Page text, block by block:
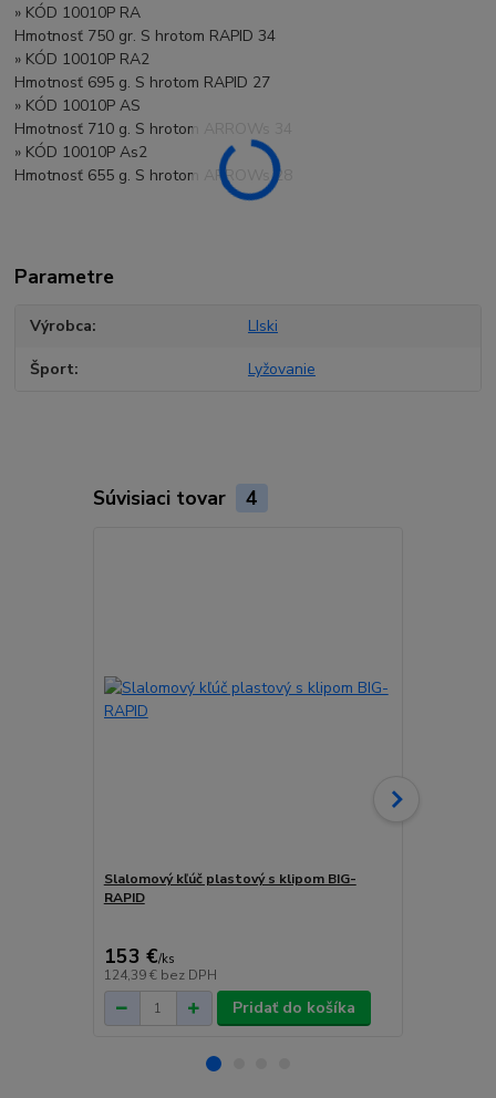
» KÓD 10010P RA
Hmotnosť 750 gr. S hrotom RAPID 34
» KÓD 10010P RA2
Hmotnosť 695 g. S hrotom RAPID 27
» KÓD 10010P AS
Hmotnosť 710 g. S hrotom ARROWs 34
» KÓD 10010P As2
Hmotnosť 655 g. S hrotom ARROWs 28
Parametre
Výrobca LIski
Šport Lyžovanie
Súvisiaci tovar 4
Slalomový kľúč plastový s klipom BIG-
RAPID
153 €/ks
124,39 € bez DPH
Pridať do košíka